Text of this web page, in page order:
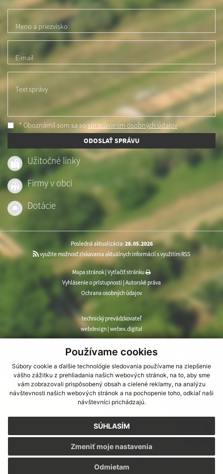
Používame cookies
Súbory cookie a ďalšie technológie sledovania používame na zlepšenie
vášho zážitku z prehliadania našich webových stránok, na to, aby sme
vám zobrazovali prispôsobený obsah a cielené reklamy, na analýzu
návštevnosti našich webových stránok a na pochopenie toho, odkiaľ naši
návštevníci prichádzajú.
SÚHLASÍM
Odmietam
Zmeniť moje nastavenia
Meno a priezvisko *
E-mail *
Text správy
* Oboznámil som sa sospracúvaním osobných údajov
ODOSLAŤ SPRÁVU
Užitočné linky
Firmy v obci
Dotácie
Posledná aktualizácia: 28.05.2026
využite možnosť získavania aktuálnych informácií s využitím RSS
Mapa stránok| Vytlačiť stránku
Vyhlásenie o prístupnosti | Autorské práva
Ochrana osobných údajov
technický prevádzkovateľ
webdesign | webex.digital
CMS systém (redakčný) systém ECHELON 2
webhosting ,webex.digital, domény,registrácia domény
spoločnosť webex.digital